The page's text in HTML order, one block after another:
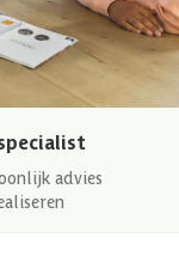
advies